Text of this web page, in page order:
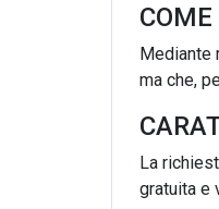
COME
Mediante
ma che,
La
gratuita e